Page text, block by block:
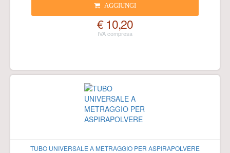
AGGIUNGI
€ 10,20
TUBO UNIVERSALE A METRAGGIO PER ASPIRAPOLVERE